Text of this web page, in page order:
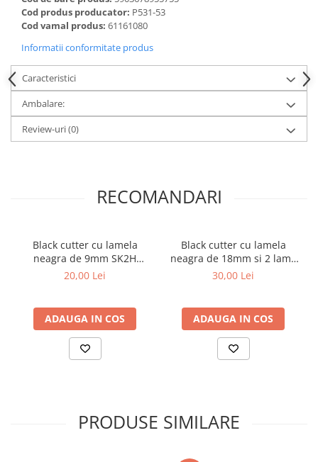
Cod produs producator: P531-53
Cod vamal produs: 61161080
Informatii conformitate produs
Caracteristici
Ambalare:
Review-uri(0)
RECOMANDARI
Black cutter cu lamela
neagra de 9mm SK2H
Motive
20,00 Lei
ADAUGA IN COS
Black cutter cu lamela
neagra de 18mm si 2 lame
de rezerva SK2H
30,00 Lei
ADAUGA IN COS
PRODUSE SIMILARE